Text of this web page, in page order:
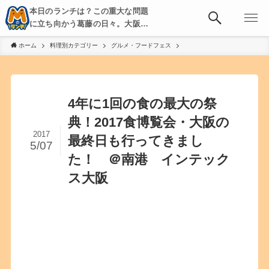
本日のランチは？この重大な問題
に立ち向かう葛藤の日々。大阪・
京都・神戸を中心とした食べ歩
き、飲み歩きを綴る。
ホーム 料理別カテゴリー グルメ・フードフェス
4年に1回の食の最大の祭
典！2017食博覧会・大阪の
最終日も行ってきまし
た！ ＠南港 インテック
ス大阪
2017
5/07